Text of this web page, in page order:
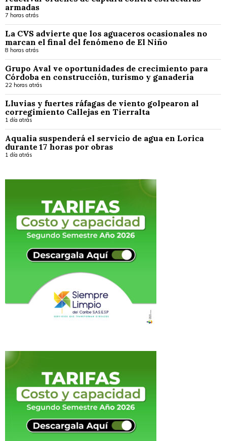
armadas
7 horas atrás
La CVS advierte que los aguaceros ocasionales no
marcan el final del fenómeno de El Niño
8 horas atrás
Grupo Aval ve oportunidades de crecimiento para
Córdoba en construcción, turismo y ganadería
22 horas atrás
Lluvias y fuertes ráfagas de viento golpearon al
corregimiento Callejas en Tierralta
1 día atrás
Aqualia suspenderá el servicio de agua en Lorica
durante 17 horas por obras
1 día atrás